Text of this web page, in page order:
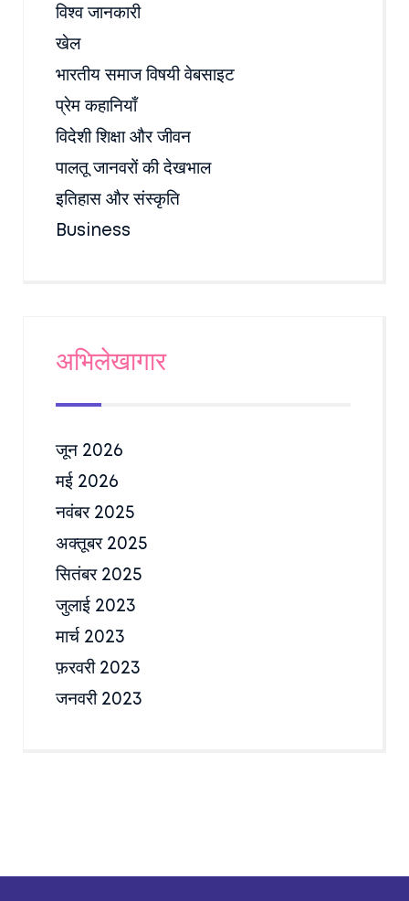
विश्व जानकारी
खेल
भारतीय समाज विषयी वेबसाइट
प्रेम कहानियाँ
विदेशी शिक्षा और जीवन
पालतू जानवरों की देखभाल
इतिहास और संस्कृति
Business
अभिलेखागार
जून 2026
मई 2026
नवंबर 2025
अक्तूबर 2025
सितंबर 2025
जुलाई 2023
मार्च 2023
फ़रवरी 2023
जनवरी 2023